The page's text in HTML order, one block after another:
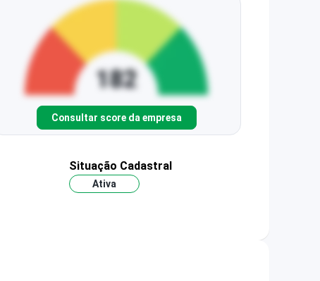
Consultar score da empresa
Situação Cadastral
Ativa